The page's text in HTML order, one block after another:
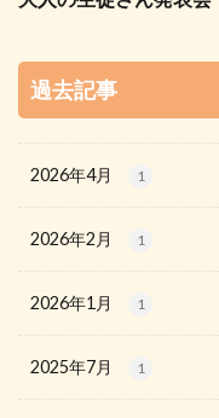
過去記事
2026年4月 1
2026年2月 1
2026年1月 1
2025年7月 1